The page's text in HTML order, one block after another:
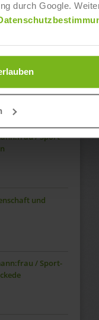
durch Google.
/ Sport-
und
/ Sport-
und
/ Sport-